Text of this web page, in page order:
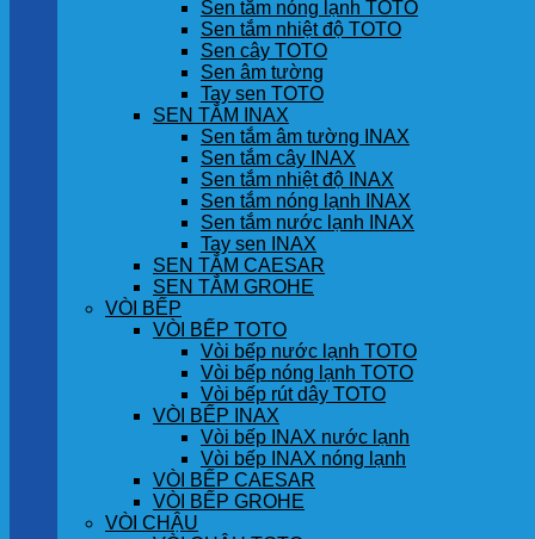
Sen tắm nóng lạnh TOTO
Sen tắm nhiệt độ TOTO
Sen cây TOTO
Sen âm tường
Tay sen TOTO
SEN TẮM INAX
Sen tắm âm tường INAX
Sen tắm cây INAX
Sen tắm nhiệt độ INAX
Sen tắm nóng lạnh INAX
Sen tắm nước lạnh INAX
Tay sen INAX
SEN TẮM CAESAR
SEN TẮM GROHE
VÒI BẾP
VÒI BẾP TOTO
Vòi bếp nước lạnh TOTO
Vòi bếp nóng lạnh TOTO
Vòi bếp rút dây TOTO
VÒI BẾP INAX
Vòi bếp INAX nước lạnh
Vòi bếp INAX nóng lạnh
VÒI BẾP CAESAR
VÒI BẾP GROHE
VÒI CHẬU